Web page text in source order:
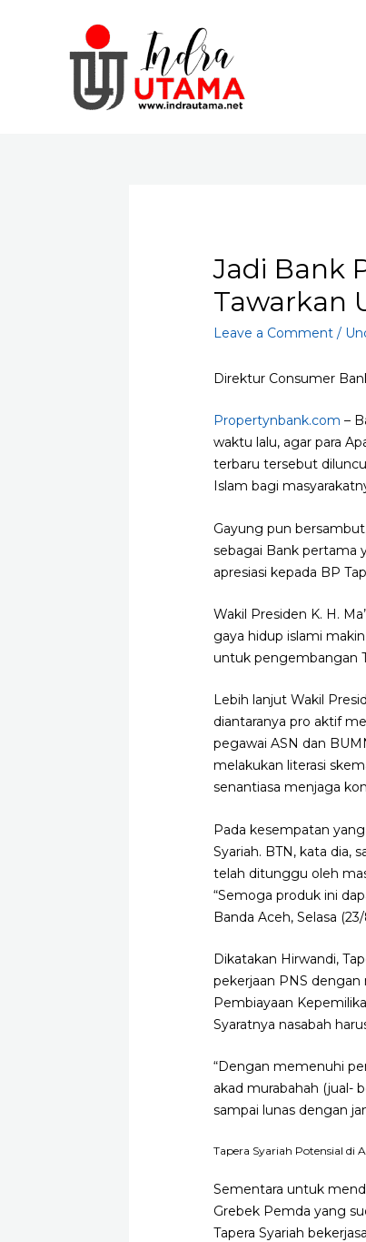
Jadi Bank
Tawarkan
Leave a Comment /
Direktur Consumer
Propertynbank.com –
waktu lalu, agar para
terbaru tersebut
Islam bagi
Gayung pun
sebagai Bank pertama
apresiasi kepada BP
Wakil Presiden K. H.
gaya hidup islami
untuk pengembangan
Lebih lanjut Wakil
diantaranya pro aktif
pegawai ASN dan
melakukan literasi
senantiasa menjaga
Pada kesempatan
Syariah. BTN, kata dia,
telah ditunggu oleh
“Semoga produk ini
Banda Aceh, Selasa
Dikatakan Hirwandi,
pekerjaan PNS
Pembiayaan
Syaratnya nasabah
“Dengan memenuhi
akad murabahah (jual-
sampai lunas dengan
Tapera Syariah Potensial di
Sementara untuk
Grebek Pemda yang
Tapera Syariah